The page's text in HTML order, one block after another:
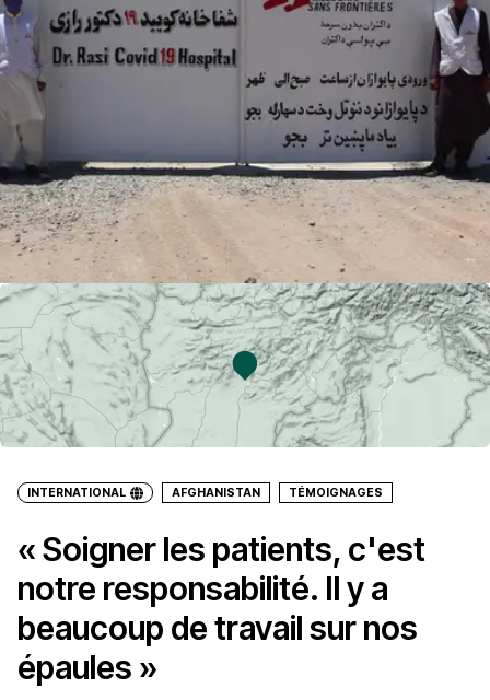
INTERNATIONAL AFGHANISTAN TÉMOIGNAGES
« Soigner les patients, c'est
notre responsabilité. Il y a
beaucoup de travail sur nos
épaules »